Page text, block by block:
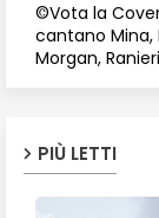
©Vota la
cantano Mina,
Morgan, Ranieri
PIÙ LETTI